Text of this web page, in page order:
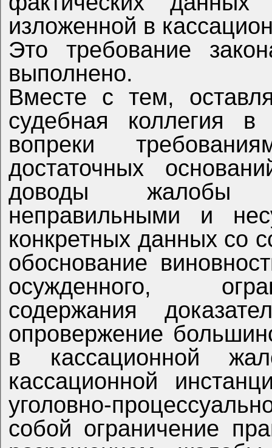
изложенной в
Это требование
выполнено.
Вместе с тем,
судебная коллегия в
вопреки
достаточных
доводы жалобы
неправильными и
конкретных данных со
обоснование
осужденного,
содержания
опровержение
в кассационной
кассационной
уголовно-
собой ограничение